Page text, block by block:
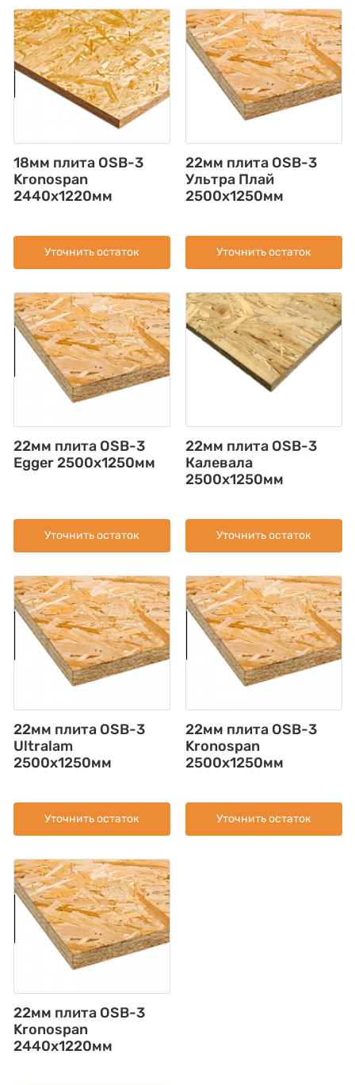
18мм плита OSB-3
Kronospan
2440x1220мм
Уточнить остаток
22мм плита OSB-3
Ультра Плай
2500x1250мм
Уточнить остаток
22мм плита OSB-3
Egger 2500х1250мм
Уточнить остаток
22мм плита OSB-3
Калевала
2500х1250мм
Уточнить остаток
22мм плита OSB-3
Ultralam
2500x1250мм
Уточнить остаток
22мм плита OSB-3
Kronospan
2500x1250мм
Уточнить остаток
22мм плита OSB-3
Kronospan
2440x1220мм